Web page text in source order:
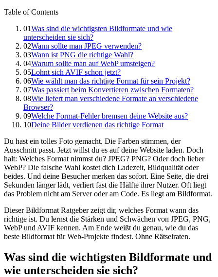
Table of Contents
01Was sind die wichtigsten Bildformate und wie
unterscheiden sie sich?
02Wann sollte man JPEG verwenden?
03Wann ist PNG die richtige Wahl?
04Warum sollte man auf WebP umsteigen?
05Lohnt sich AVIF schon jetzt?
06Wie wählt man das richtige Format für sein Projekt?
07Was passiert beim Konvertieren zwischen Formaten?
08Wie liefert man verschiedene Formate an verschiedene
Browser?
09Welche Format-Fehler bremsen deine Website aus?
10Deine Bilder verdienen das richtige Format
Du hast ein tolles Foto gemacht. Die Farben stimmen, der
Ausschnitt passt. Jetzt willst du es auf deine Website laden. Doch
halt: Welches Format nimmst du? JPEG? PNG? Oder doch lieber
WebP? Die falsche Wahl kostet dich Ladezeit, Bildqualität oder
beides. Und deine Besucher merken das sofort. Eine Seite, die drei
Sekunden länger lädt, verliert fast die Hälfte ihrer Nutzer. Oft liegt
das Problem nicht am Server oder am Code. Es liegt am Bildformat.
Dieser Bildformat Ratgeber zeigt dir, welches Format wann das
richtige ist. Du lernst die Stärken und Schwächen von JPEG, PNG,
WebP und AVIF kennen. Am Ende weißt du genau, wie du das
beste Bildformat für Web-Projekte findest. Ohne Rätselraten.
Was sind die wichtigsten Bildformate und
wie unterscheiden sie sich?